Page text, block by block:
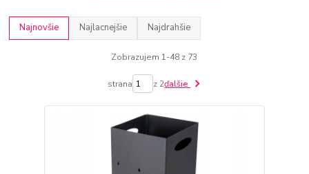
Najnovšie Najlacnejšie Najdrahšie
Zobrazujem 1-48 z 73
strana z 2ďalšie